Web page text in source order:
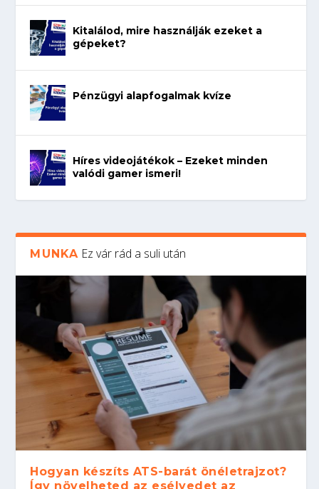
Kitalálod, mire használják ezeket a
gépeket?
Pénzügyi alapfogalmak kvíze
Híres videojátékok – Ezeket minden
valódi gamer ismeri!
MUNKA Ez vár rád a suli után
Hogyan készíts ATS-barát önéletrajzot?
Így növelheted az esélyedet az